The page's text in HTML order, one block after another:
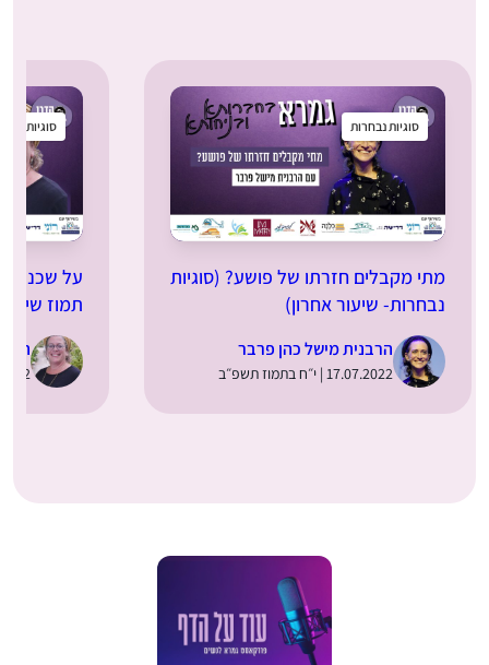
סוגיות נבחרות
מתי מקבלים חזרתו של פושע? (סוגיות
נבחרות- שיעור אחרון)
הרבנית מישל כהן פרבר
17.07.2022 | י״ח בתמוז תשפ״ב
סוגיות
על שכנים
תמוז
30.06.2022